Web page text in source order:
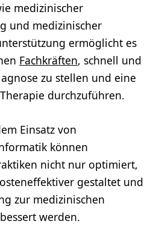
medizinischer
und medizinischer
ermöglicht es
Fachkräften, schnell und
zu stellen und eine
durchzuführen.
Einsatz von
können
nicht nur optimiert,
gestaltet und
zur medizinischen
werden.